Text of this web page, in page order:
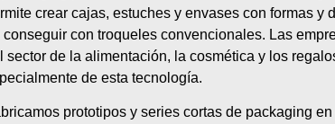
crear cajas, estuches y envases con formas y
conseguir con troqueles convencionales. Las
sector de la alimentación, la cosmética y los
de esta tecnología.
prototipos y series cortas de packaging